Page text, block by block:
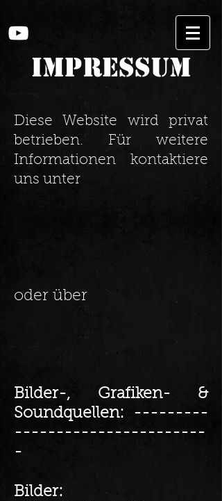
Impressum
Diese Website wird privat
betrieben. Für weitere
Informationen kontaktiere
uns unter
oder über
Bilder-, Grafiken- &
Soundquellen: ---------
-----------------------
-
Bilder: